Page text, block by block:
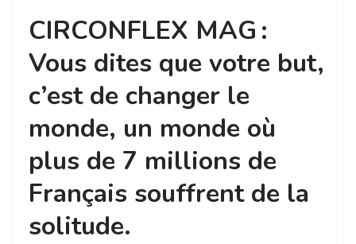
CIRCONFLEX MAG :
Vous dites que votre but,
c’est de changer le
monde, un monde où
plus de 7 millions de
Français souffrent de la
solitude.